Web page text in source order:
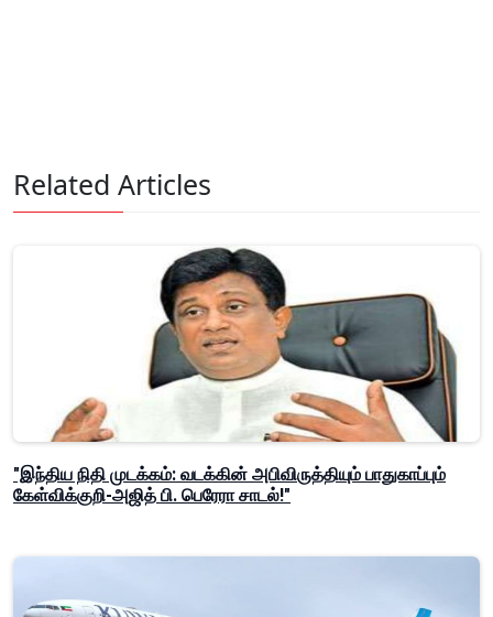
Related Articles
"இந்திய நிதி முடக்கம்: வடக்கின் அபிவிருத்தியும் பாதுகாப்பும்
கேள்விக்குறி-அஜித் பி. பெரேரா சாடல்!"